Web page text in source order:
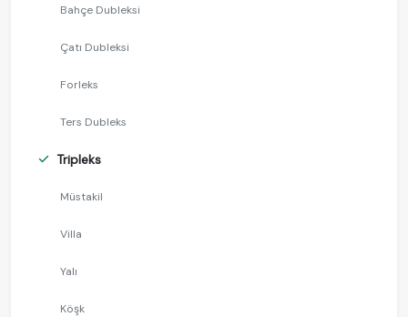
Bahçe Dubleksi
Çatı Dubleksi
Forleks
Ters Dubleks
Tripleks
Müstakil
Villa
Yalı
Köşk